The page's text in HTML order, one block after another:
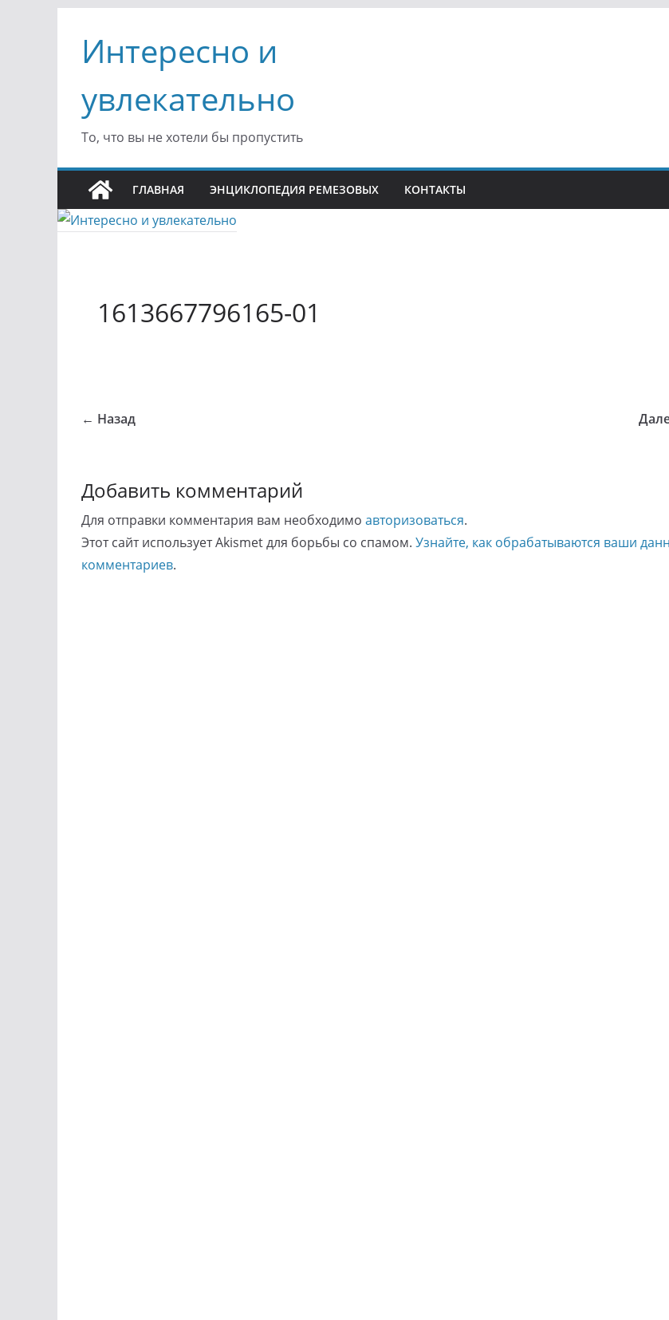
содержимому
Интересно и
увлекательно
То, что вы не хотели бы пропустить
ГЛАВНАЯ ЭНЦИКЛОПЕДИЯ РЕМЕЗОВЫХ КОНТАКТЫ
1613667796165-01
← Назад
Добавить комментарий
Для отправки комментария вам необходимо авторизоваться.
Этот сайт использует Akismet для борьбы со спамом. Узнайте, как обрабатываются ваши
комментариев.